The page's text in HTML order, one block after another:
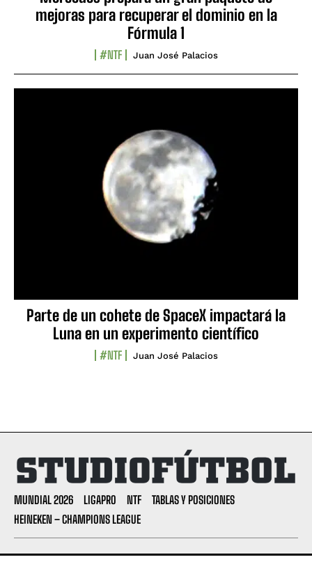
mejoras para recuperar el dominio en la
Fórmula 1
#NTF Juan José Palacios
Parte de un cohete de SpaceX impactará la
Luna en un experimento científico
#NTF Juan José Palacios
MUNDIAL 2026 LIGAPRO NTF
TABLAS Y POSICIONES
HEINEKEN – CHAMPIONS LEAGUE